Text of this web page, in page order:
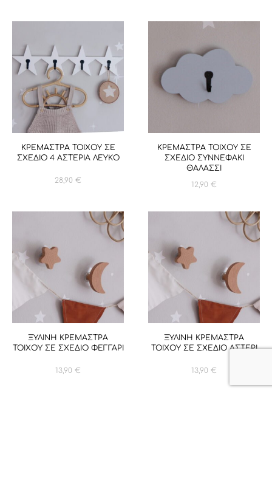
ΚΡΕΜΑΣΤΡΑ ΤΟΙΧΟΥ ΣΕ
ΣΧΕΔΙΟ 4 ΑΣΤΕΡΙΑ ΛΕΥΚΟ
28,90 €
ΚΡΕΜΑΣΤΡΑ ΤΟΙΧΟΥ ΣΕ
ΣΧΕΔΙΟ ΣΥΝΝΕΦΑΚΙ
ΘΑΛΑΣΣΙ
12,90 €
ΞΥΛΙΝΗ ΚΡΕΜΑΣΤΡΑ
ΤΟΙΧΟΥ ΣΕ ΣΧΕΔΙΟ ΦΕΓΓΑΡΙ
13,90 €
ΞΥΛΙΝΗ ΚΡΕΜΑΣΤΡΑ
ΤΟΙΧΟΥ ΣΕ ΣΧΕΔΙΟ ΑΣΤΕΡΙ
13,90 €